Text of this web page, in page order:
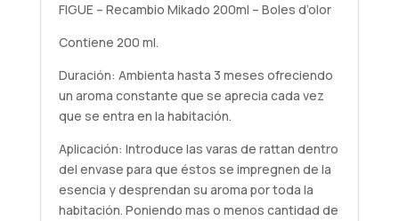
FIGUE – Recambio Mikado 200ml – Boles d’olor
Contiene 200 ml.
Duración: Ambienta hasta 3 meses ofreciendo
un aroma constante que se aprecia cada vez
que se entra en la habitación.
Aplicación: Introduce las varas de rattan dentro
del envase para que éstos se impregnen de la
esencia y desprendan su aroma por toda la
habitación. Poniendo mas o menos cantidad de